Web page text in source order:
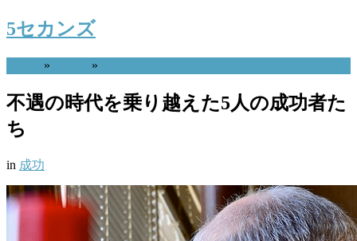
5セカンズ
» »
不遇の時代を乗り越えた5人の成功者た
ち
in 成功